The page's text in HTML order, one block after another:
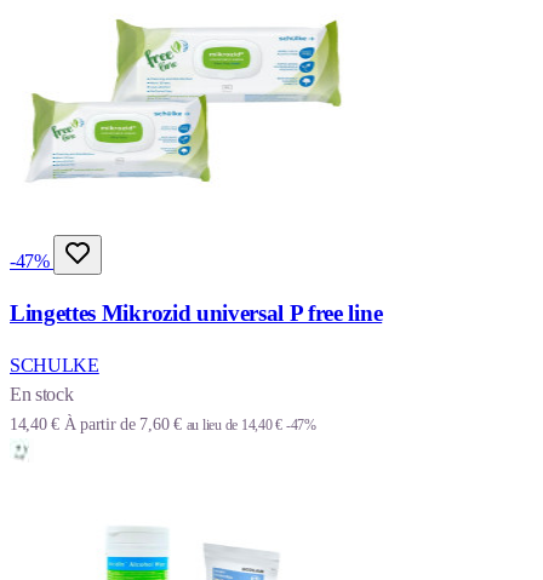
-47%
Lingettes Mikrozid universal P free line
SCHULKE
En stock
14,40 € À partir de 7,60 € au lieu de 14,40 € -47%